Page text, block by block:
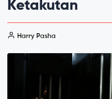
Ketakutan
Harry Pasha